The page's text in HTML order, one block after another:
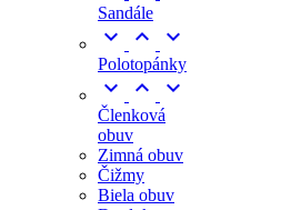
Sandále
  
Polotopánky
  
Členková
obuv
Zimná obuv
Čižmy
Biela obuv